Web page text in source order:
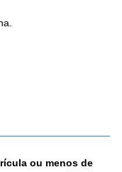
ou menos de